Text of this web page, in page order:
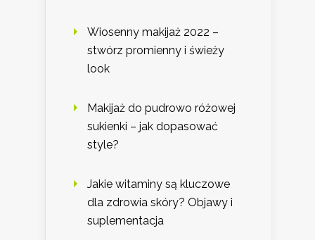
Wiosenny makijaż 2022 –
stwórz promienny i świeży
look
Makijaż do pudrowo różowej
sukienki – jak dopasować
style?
Jakie witaminy są kluczowe
dla zdrowia skóry? Objawy i
suplementacja